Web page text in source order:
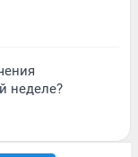
неделе?